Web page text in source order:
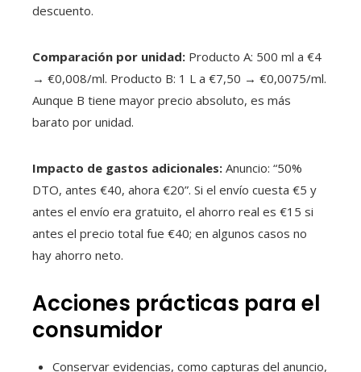
descuento.
Comparación por unidad: Producto A: 500 ml a €4
→ €0,008/ml. Producto B: 1 L a €7,50 → €0,0075/ml.
Aunque B tiene mayor precio absoluto, es más
barato por unidad.
Impacto de gastos adicionales: Anuncio: “50%
DTO, antes €40, ahora €20”. Si el envío cuesta €5 y
antes el envío era gratuito, el ahorro real es €15 si
antes el precio total fue €40; en algunos casos no
hay ahorro neto.
Acciones prácticas para el
consumidor
Conservar evidencias, como capturas del anuncio,